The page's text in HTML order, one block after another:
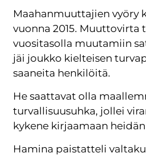
Maahanmuuttajien vyöry
vuonna 2015.
vuositasolla muutamiin
jäi joukko kielteisen
saaneita henkilöitä.
He saattavat olla
turvallisuusuhka, jollei
kykene kirjaamaan
Hamina paistatteli